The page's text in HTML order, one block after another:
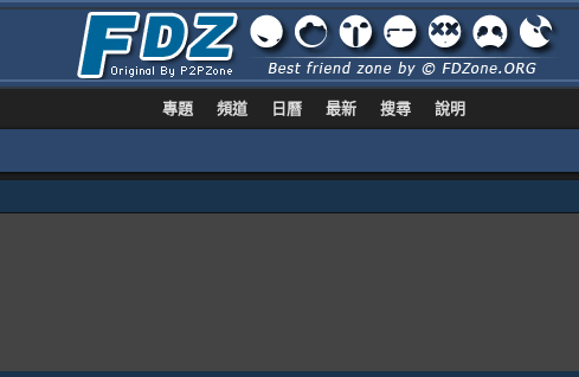
專題 頻道 日曆 最新 搜尋 說明